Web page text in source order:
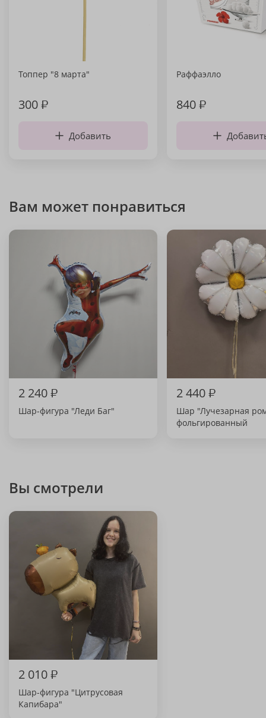
Топпер "8 марта"
300₽
Добавить
Раффаэлло
840₽
Вам может понравиться
2 240₽
Шар-фигура "Леди Баг"
2 440₽
Шар "Лучезарная
фольгированный
Вы смотрели
2 010₽
Шар-фигура "Цитрусовая
Капибара"